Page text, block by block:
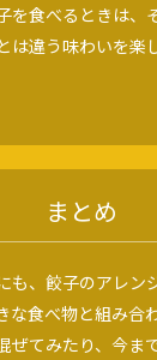
を食べるときは、
は違う味わいを楽
まとめ
も、餃子のアレン
な食べ物と組み合
ぜてみたり、今ま